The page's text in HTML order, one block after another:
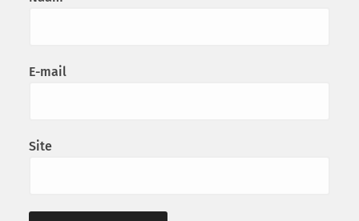
E-mail
Site